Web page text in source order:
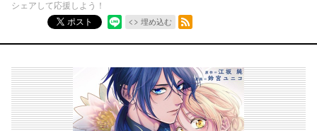
シェアして応援しよう！
ポスト
埋め込む
RSSフィード